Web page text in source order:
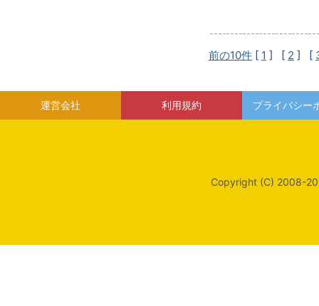
前の10件 [ 1 ] [ 2 ] [
運営会社 利用規約 プライバシー
Copyright (C) 2008-